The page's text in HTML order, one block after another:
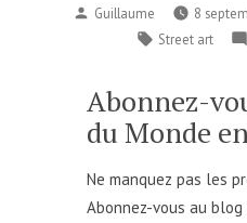
Publié
Guillaume 8
Étiquettes :
Street art
Abonnez-
du Monde
Ne manquez pas les
Abonnez-vous au